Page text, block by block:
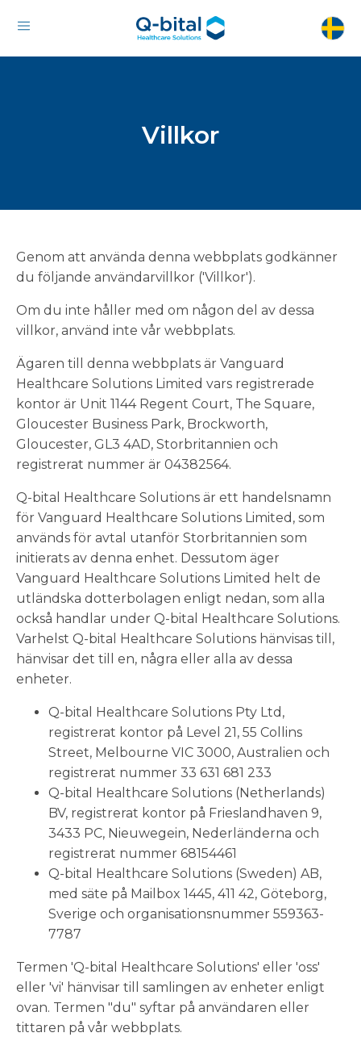
Villkor
Genom att använda denna webbplats godkänner
du följande användarvillkor ('Villkor').
Om du inte håller med om någon del av dessa
villkor, använd inte vår webbplats.
Ägaren till denna webbplats är Vanguard
Healthcare Solutions Limited vars registrerade
kontor är Unit 1144 Regent Court, The Square,
Gloucester Business Park, Brockworth,
Gloucester, GL3 4AD, Storbritannien och
registrerat nummer är 04382564.
Q-bital Healthcare Solutions är ett handelsnamn
för Vanguard Healthcare Solutions Limited, som
används för avtal utanför Storbritannien som
initierats av denna enhet. Dessutom äger
Vanguard Healthcare Solutions Limited helt de
utländska dotterbolagen enligt nedan, som alla
också handlar under Q-bital Healthcare Solutions.
Varhelst Q-bital Healthcare Solutions hänvisas till,
hänvisar det till en, några eller alla av dessa
enheter.
Q-bital Healthcare Solutions Pty Ltd,
registrerat kontor på Level 21, 55 Collins
Street, Melbourne VIC 3000, Australien och
registrerat nummer 33 631 681 233
Q-bital Healthcare Solutions (Netherlands)
BV, registrerat kontor på Frieslandhaven 9,
3433 PC, Nieuwegein, Nederländerna och
registrerat nummer 68154461
Q-bital Healthcare Solutions (Sweden) AB,
med säte på Mailbox 1445, 411 42, Göteborg,
Sverige och organisationsnummer 559363-
7787
Termen 'Q-bital Healthcare Solutions' eller 'oss'
eller 'vi' hänvisar till samlingen av enheter enligt
ovan. Termen "du" syftar på användaren eller
tittaren på vår webbplats.